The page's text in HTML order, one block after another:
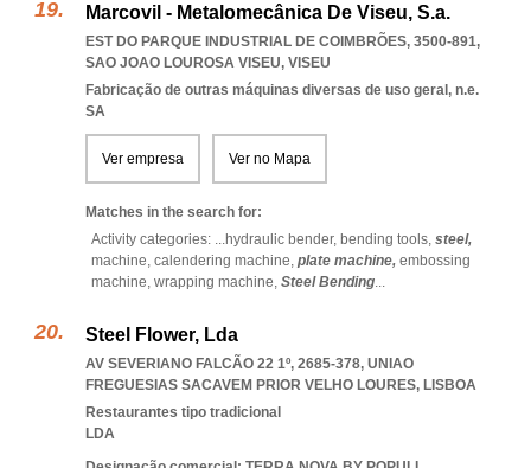
Marcovil - Metalomecânica De Viseu, S.a.
EST DO PARQUE INDUSTRIAL DE COIMBRÕES, 3500-891,
SAO JOAO LOUROSA VISEU, VISEU
Fabricação de outras máquinas diversas de uso geral, n.e.
SA
Ver empresa Ver no Mapa
Matches in the search for:
Activity categories: ...hydraulic bender, bending tools, steel,
machine, calendering machine, plate machine, embossing
machine, wrapping machine, Steel Bending...
Steel Flower, Lda
AV SEVERIANO FALCÃO 22 1º, 2685-378, UNIAO
FREGUESIAS SACAVEM PRIOR VELHO LOURES, LISBOA
Restaurantes tipo tradicional
LDA